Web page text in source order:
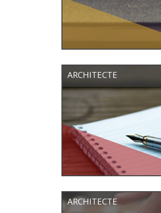
ARCHITECTE
ARCHITECTE